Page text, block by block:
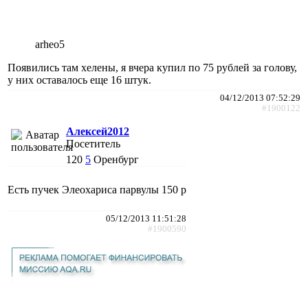
arheo5
Появились там хелены, я вчера купил по 75 рублей за голову,
у них оставалось еще 16 штук.
04/12/2013 07:52:29
#1900122
Алексей2012
Посетитель
120 5 Оренбург
Есть пучек Элеохариса парвулы 150 р
05/12/2013 11:51:28
#1900590